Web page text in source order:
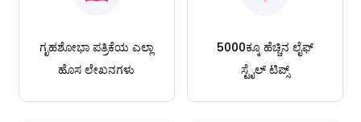
ಗೃಹಶೋಭಾ ಪತ್ರಿಕೆಯ ಎಲ್ಲಾ
ಹೊಸ ಲೇಖನಗಳು
5000ಕ್ಕೂ ಹೆಚ್ಚಿನ ಲೈಫ್
ಸ್ಟೈಲ್ ಟಿಪ್ಸ್